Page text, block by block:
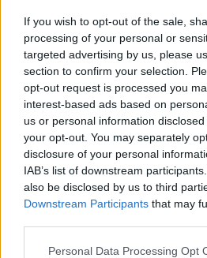
If you wish to opt-out of the sale,
processing of your personal or
targeted advertising by us, please
section to confirm your selection.
opt-out request is processed you
interest-based ads based on
us or personal information
your opt-out. You may separately
disclosure of your personal
IAB’s list of downstream
also be disclosed by us to third
Downstream Participants that may
Personal Data Processing Opt
facilitando su llegada,
clave del ecosistema local
personalizado durante su
Contacta con nosotros.
Previous
Share the Post: